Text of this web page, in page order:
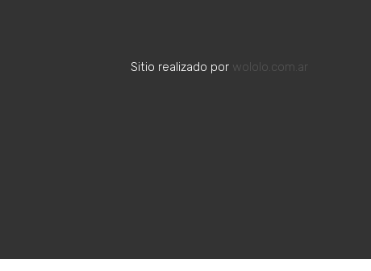
Sitio realizado por wololo.com.ar